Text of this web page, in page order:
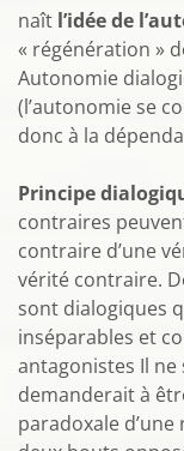
naît l’idée de
« régénération »
Autonomie
(l’autonomie se
donc à la
Principe
contraires
contraire d’une
vérité contraire.
sont dialogiques
inséparables et
antagonistes Il ne
demanderait à
paradoxale